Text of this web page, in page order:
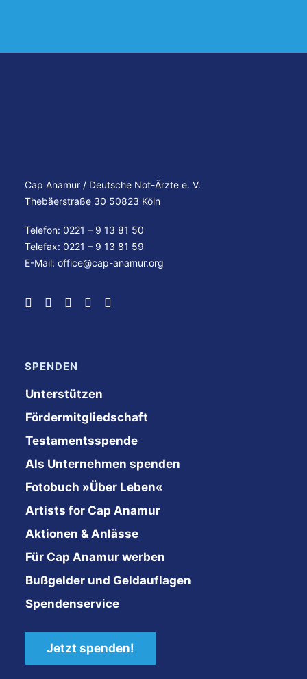
Cap Anamur / Deutsche Not-Ärzte e. V.
Thebäerstraße 30 50823 Köln
Telefon: 0221 – 9 13 81 50
Telefax: 0221 – 9 13 81 59
E-Mail: office@cap-anamur.org
SPENDEN
Unterstützen
Fördermitgliedschaft
Testamentsspende
Als Unternehmen spenden
Fotobuch »Über Leben«
Artists for Cap Anamur
Aktionen & Anlässe
Für Cap Anamur werben
Bußgelder und Geldauflagen
Spendenservice
Jetzt spenden!